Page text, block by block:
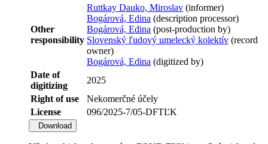
Other
responsibility
Ruttkay Dauko, Miroslav (informer)
Bogárová, Edina (description processor)
Bogárová, Edina (post-production by)
Slovenský ľudový umelecký kolektív (record
owner)
Bogárová, Edina (digitized by)
Date of
digitizing
2025
Right of use
Nekomerčné účely
License
096/2025-7/05-DFTĽK
Download